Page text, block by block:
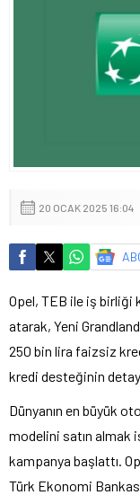
20 OCAK 2025 16:04
Opel, TEB ile iş birliği
atarak, Yeni
250 bin lira faizsiz
kredi desteğinin
Dünyanın en büyük
modelini satın almak
kampanya başlattı.
Türk Ekonomi